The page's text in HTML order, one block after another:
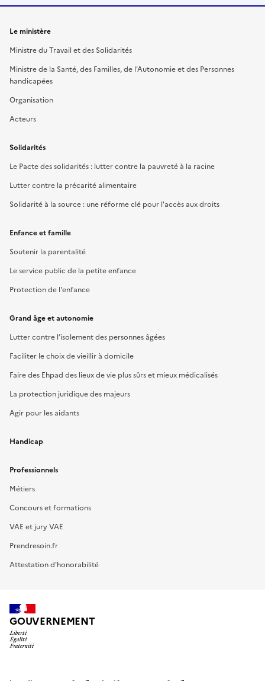
Le ministère
Ministre du Travail et des Solidarités
Ministre de la Santé, des Familles, de l'Autonomie et des Personnes
handicapées
Organisation
Acteurs
Solidarités
Le Pacte des solidarités : lutter contre la pauvreté à la racine
Lutter contre la précarité alimentaire
Solidarité à la source : une réforme clé pour l'accès aux droits
Enfance et famille
Soutenir la parentalité
Le service public de la petite enfance
Protection de l'enfance
Grand âge et autonomie
Lutter contre l’isolement des personnes âgées
Faciliter le choix de vieillir à domicile
Faire des Ehpad des lieux de vie plus sûrs et mieux médicalisés
La protection juridique des majeurs
Agir pour les aidants
Handicap
Professionnels
Métiers
Concours et formations
VAE et jury VAE
Prendresoin.fr
Attestation d'honorabilité
GOUVERNEMENT